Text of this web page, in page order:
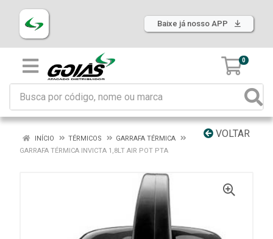
Baixe já nosso APP
0
VOLTAR
INÍCIO TÉRMICOS
GARRAFA TÉRMICA
GARRAFA TÉRMICA INVICTA 1,8LT AIR POT PTA